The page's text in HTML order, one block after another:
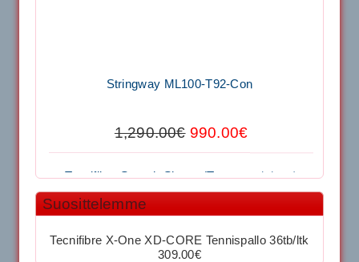
29.00€
Kirschbaum Flash Shark 200m
Käsiystäv&...
Tecnifibre Classic Sukka 3pr
Stringway ML100-T92-Con
1,290.00€ 990.00€
Tecnifibre Stretch Shorts (Tummansininen)
39.50€ 29.00€
Suosittelemme
Tecnifibre X-One XD-CORE Tennispallo 36tb/ltk
309.00€